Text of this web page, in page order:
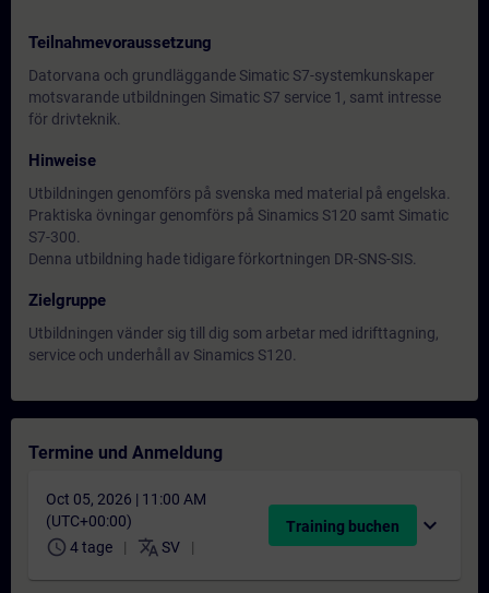
Teilnahmevoraussetzung
Datorvana och grundläggande Simatic S7-systemkunskaper
motsvarande utbildningen Simatic S7 service 1, samt intresse
för drivteknik.
Hinweise
Utbildningen genomförs på svenska med material på engelska.
Praktiska övningar genomförs på Sinamics S120 samt Simatic
S7-300.
Denna utbildning hade tidigare förkortningen DR-SNS-SIS.
Zielgruppe
Utbildningen vänder sig till dig som arbetar med idrifttagning,
service och underhåll av Sinamics S120.
Termine und Anmeldung
Oct 05, 2026 | 11:00 AM
(UTC+00:00)
schedule 4 tage translate SV
Training buchen expand_more